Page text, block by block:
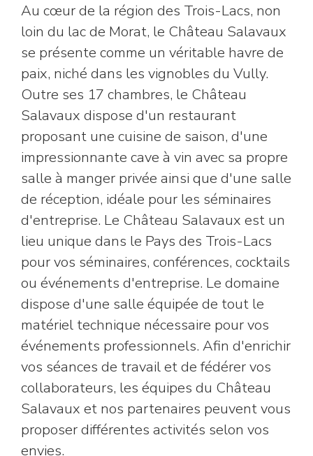
Au cœur de la région des Trois-Lacs, non
loin du lac de Morat, le Château Salavaux
se présente comme un véritable havre de
paix, niché dans les vignobles du Vully.
Outre ses 17 chambres, le Château
Salavaux dispose d'un restaurant
proposant une cuisine de saison, d'une
impressionnante cave à vin avec sa propre
salle à manger privée ainsi que d'une salle
de réception, idéale pour les séminaires
d'entreprise. Le Château Salavaux est un
lieu unique dans le Pays des Trois-Lacs
pour vos séminaires, conférences, cocktails
ou événements d'entreprise. Le domaine
dispose d'une salle équipée de tout le
matériel technique nécessaire pour vos
événements professionnels. Afin d'enrichir
vos séances de travail et de fédérer vos
collaborateurs, les équipes du Château
Salavaux et nos partenaires peuvent vous
proposer différentes activités selon vos
envies.